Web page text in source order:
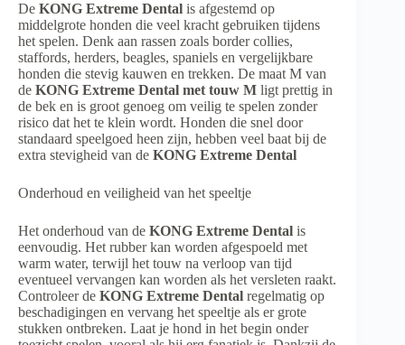
De KONG Extreme Dental is afgestemd op
middelgrote honden die veel kracht gebruiken tijdens
het spelen. Denk aan rassen zoals border collies,
staffords, herders, beagles, spaniels en vergelijkbare
honden die stevig kauwen en trekken. De maat M van
de KONG Extreme Dental met touw M ligt prettig in
de bek en is groot genoeg om veilig te spelen zonder
risico dat het te klein wordt. Honden die snel door
standaard speelgoed heen zijn, hebben veel baat bij de
extra stevigheid van de KONG Extreme Dental
Onderhoud en veiligheid van het speeltje
Het onderhoud van de KONG Extreme Dental is
eenvoudig. Het rubber kan worden afgespoeld met
warm water, terwijl het touw na verloop van tijd
eventueel vervangen kan worden als het versleten raakt.
Controleer de KONG Extreme Dental regelmatig op
beschadigingen en vervang het speeltje als er grote
stukken ontbreken. Laat je hond in het begin onder